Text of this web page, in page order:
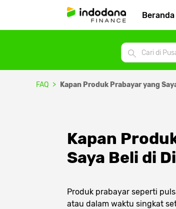
Beranda
FAQ Kapan Produk Prabayar yang
Kapan
Saya Beli di
Produk prabayar seperti
atau dalam waktu singkat